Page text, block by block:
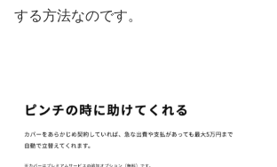
する方法なのです。